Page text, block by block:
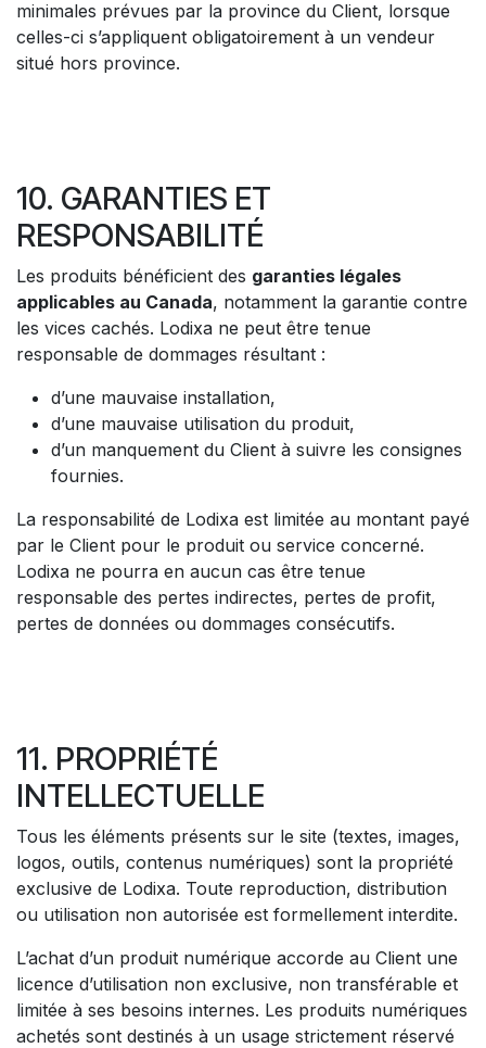
minimales prévues par la province du Client, lorsque
celles-ci s’appliquent obligatoirement à un vendeur
situé hors province.
10. GARANTIES ET
RESPONSABILITÉ
Les produits bénéficient des garanties légales
applicables au Canada, notamment la garantie contre
les vices cachés. Lodixa ne peut être tenue
responsable de dommages résultant :
d’une mauvaise installation,
d’une mauvaise utilisation du produit,
d’un manquement du Client à suivre les consignes
fournies.
La responsabilité de Lodixa est limitée au montant payé
par le Client pour le produit ou service concerné.
Lodixa ne pourra en aucun cas être tenue
responsable des pertes indirectes, pertes de profit,
pertes de données ou dommages consécutifs.
11. PROPRIÉTÉ
INTELLECTUELLE
Tous les éléments présents sur le site (textes, images,
logos, outils, contenus numériques) sont la propriété
exclusive de Lodixa. Toute reproduction, distribution
ou utilisation non autorisée est formellement interdite.
L’achat d’un produit numérique accorde au Client une
licence d’utilisation non exclusive, non transférable et
limitée à ses besoins internes. Les produits numériques
achetés sont destinés à un usage strictement réservé